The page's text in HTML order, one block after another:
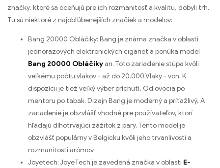
značky, ktoré sa oceňujú pre ich rozmanitosť a kvalitu, dobyli trh.
Tu sú niektoré z najobľúbenejších značiek a modelov:
Bang 20000 Obláčiky: Bang je známa značka v oblasti
jednorazových elektronických cigariet a ponúka model
Bang 20000 Obláčiky an. Toto zariadenie stúpa kvôli
veľkému počtu vlakov - až do 20.000 Vlaky - von. K
dispozícii je tiež veľký výber príchutí, Od ovocia po
mentoru po tabak. Dizajn Bang je moderný a príťažlivý, A
zariadenie je obzvlášť vhodné pre používateľov, ktorí
hľadajú dlhotrvajúci zážitok z pary. Tento model je
obzvlášť populárny v Belgicku kvôli jeho trvanlivosti a
rozmanitosti arómov.
Joyetech: JoyeTech je zavedená značka v oblasti E-